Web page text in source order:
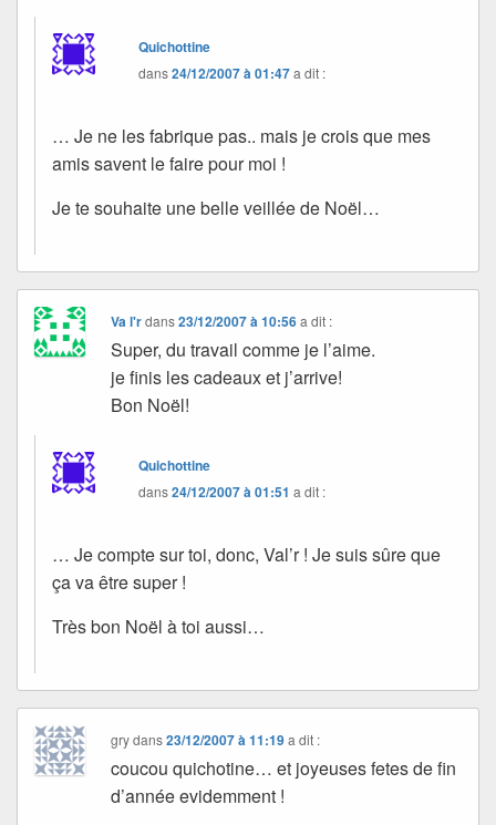
Quichottine
dans24/12/2007 à 01:47a dit :
… Je ne les fabrique pas.. mais je crois que mes
amis savent le faire pour moi !
Je te souhaite une belle veillée de Noël…
Va l'rdans23/12/2007 à 10:56 a dit :
Super, du travail comme je l’aime.
je finis les cadeaux et j’arrive!
Bon Noël!
Quichottine
dans24/12/2007 à 01:51 a dit :
… Je compte sur toi, donc, Val’r ! Je suis sûre que
ça va être super !
Très bon Noël à toi aussi…
grydans23/12/2007 à 11:19 a dit :
coucou quichotine… et joyeuses fetes de fin
d’année evidemment !